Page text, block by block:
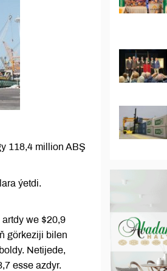
118,4 million ABŞ
ýetdi.
we $20,9
görkeziji bilen
Netijede,
esse azdyr.